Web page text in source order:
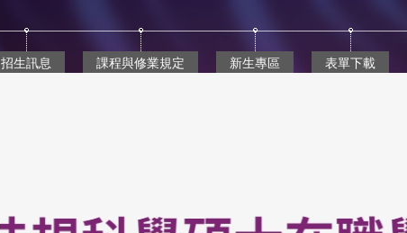
招生訊息 課程與修業規定 新生專區 表單下載